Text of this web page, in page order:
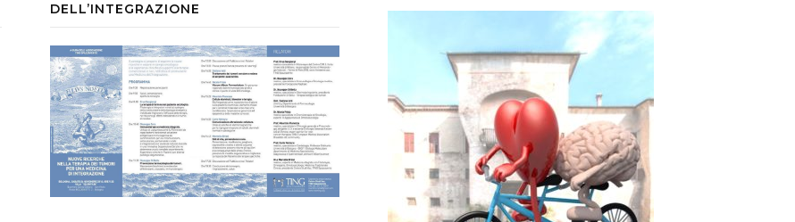
DELL’INTEGRAZIONE